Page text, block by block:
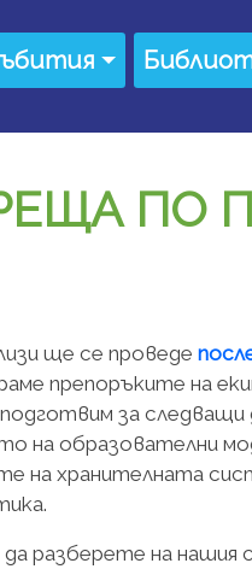
ПО
ще се проведе
препоръките на
за следващи
на образователни
на хранителната
разберете на нашия